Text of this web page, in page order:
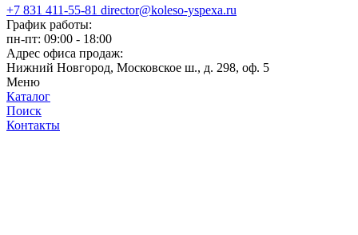
+7 831 411-55-81 director@koleso-yspexa.ru
График работы:
пн-пт: 09:00 - 18:00
Адрес офиса продаж:
Нижний Новгород, Московское ш., д. 298, оф. 5
Меню
Каталог
Поиск
Контакты